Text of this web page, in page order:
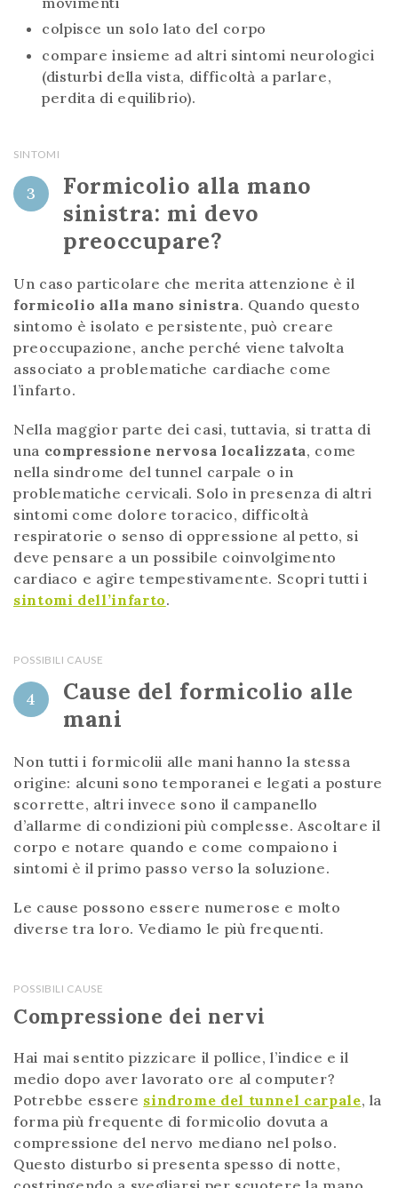
colpisce un solo lato del corpo
compare insieme ad altri sintomi neurologici
(disturbi della vista, difficoltà a parlare,
perdita di equilibrio).
SINTOMI
3
Formicolio alla mano
sinistra: mi devo
preoccupare?
Un caso particolare che merita attenzione è il
formicolio alla mano sinistra. Quando questo
sintomo è isolato e persistente, può creare
preoccupazione, anche perché viene talvolta
associato a problematiche cardiache come
l’infarto.
Nella maggior parte dei casi, tuttavia, si tratta di
una compressione nervosa localizzata, come
nella sindrome del tunnel carpale o in
problematiche cervicali. Solo in presenza di altri
sintomi come dolore toracico, difficoltà
respiratorie o senso di oppressione al petto, si
deve pensare a un possibile coinvolgimento
cardiaco e agire tempestivamente. Scopri tutti i
sintomi dell’infarto.
POSSIBILI CAUSE
4
Cause del formicolio alle
mani
Non tutti i formicolii alle mani hanno la stessa
origine: alcuni sono temporanei e legati a posture
scorrette, altri invece sono il campanello
d’allarme di condizioni più complesse. Ascoltare il
corpo e notare quando e come compaiono i
sintomi è il primo passo verso la soluzione.
Le cause possono essere numerose e molto
diverse tra loro. Vediamo le più frequenti.
POSSIBILI CAUSE
Compressione dei nervi
Hai mai sentito pizzicare il pollice, l’indice e il
medio dopo aver lavorato ore al computer?
Potrebbe essere sindrome del tunnel carpale, la
forma più frequente di formicolio dovuta a
compressione del nervo mediano nel polso.
Questo disturbo si presenta spesso di notte,